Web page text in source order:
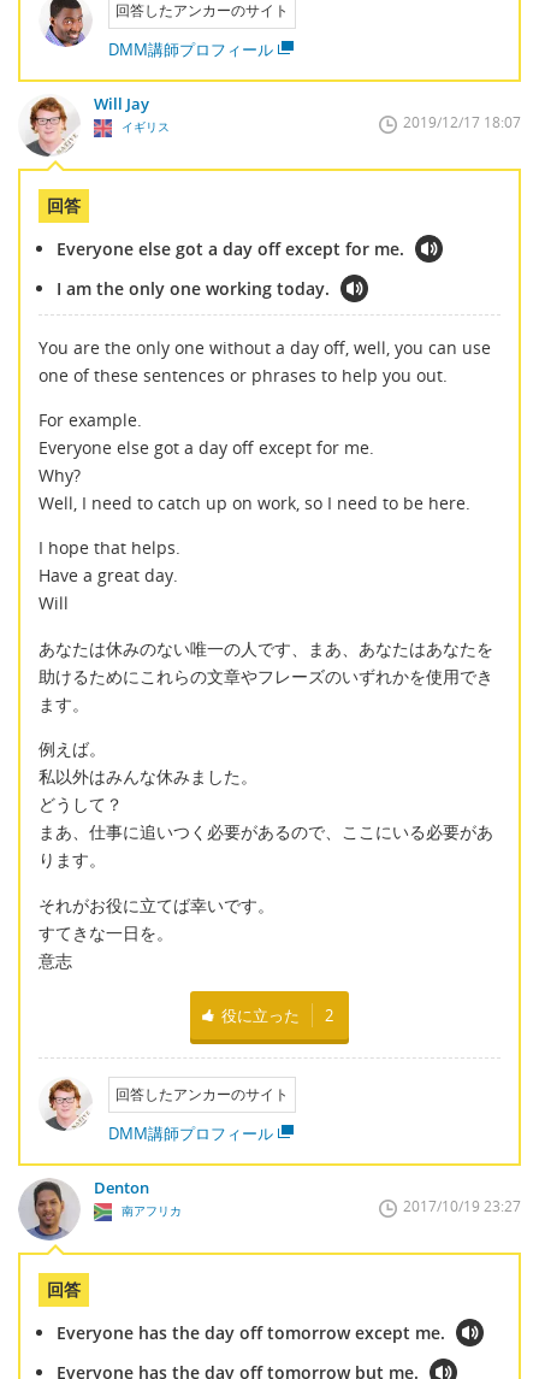
回答したアンカーのサイト
DMM講師プロフィール
Will Jay
イギリス 2019/12/17 18:07
回答
Everyone else got a day off except for me.
I am the only one working today.
You are the only one without a day off, well, you can use
one of these sentences or phrases to help you out.
For example.
Everyone else got a day off except for me.
Why?
Well, I need to catch up on work, so I need to be here.
I hope that helps.
Have a great day.
Will
あなたは休みのない唯一の人です、まあ、あなたはあなたを
助けるためにこれらの文章やフレーズのいずれかを使用でき
ます。
例えば。
私以外はみんな休みました。
どうして？
まあ、仕事に追いつく必要があるので、ここにいる必要があ
ります。
それがお役に立てば幸いです。
すてきな一日を。
意志
役に立った 2
回答したアンカーのサイト
DMM講師プロフィール
Denton
南アフリカ 2017/10/19 23:27
回答
Everyone has the day off tomorrow except me.
Everyone has the day off tomorrow but me.